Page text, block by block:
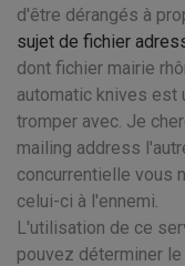
d'être dérangés à
sujet de fichier
dont fichier mairie
automatic knives est
tromper avec. Je
mailing address
concurrentielle vous
celui-ci à l'ennemi.
L'utilisation de ce
pouvez déterminer